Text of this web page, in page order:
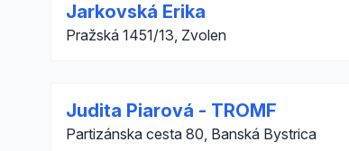
Jarkovská Erika
Pražská 1451/13, Zvolen
Judita Piarová - TROMF
Partizánska cesta 80, Banská Bystrica